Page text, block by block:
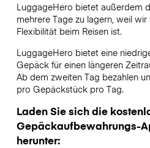
LuggageHero bietet außerdem
mehrere Tage zu lagern, weil
Flexibilität beim Reisen ist.
LuggageHero bietet eine
Gepäck für einen längeren
Ab dem zweiten Tag bezahlen
pro Gepäckstück pro Tag.
Laden Sie sich die
Gepäckaufbewahrungs-
herunter: